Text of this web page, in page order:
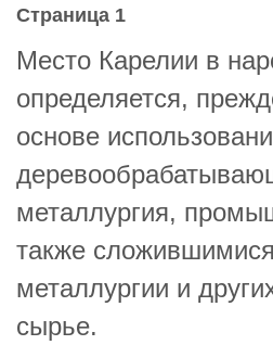
Страница 1
Место Карелии в
определяется,
основе
металлургия,
также
металлургии и
сырье.